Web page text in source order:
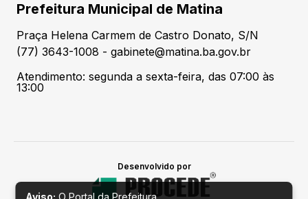
Prefeitura Municipal de Matina
Praça Helena Carmem de Castro Donato, S/N
(77) 3643-1008 - gabinete@matina.ba.gov.br
Atendimento: segunda a sexta-feira, das 07:00 às
13:00
Desenvolvido por
Aviso: O Portal da Prefeitura